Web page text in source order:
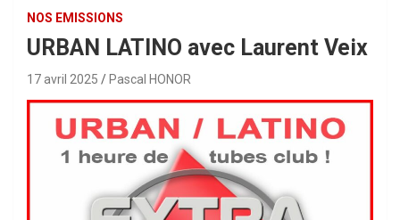
NOS EMISSIONS
URBAN LATINO avec Laurent Veix
17 avril 2025 Pascal HONOR